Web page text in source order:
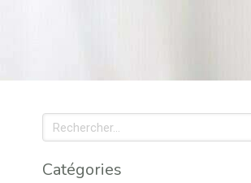
Rechercher
Catégories